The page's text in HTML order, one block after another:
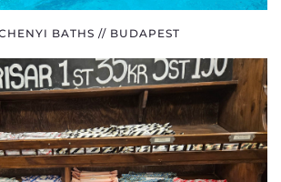
BATHS // BUDAPEST